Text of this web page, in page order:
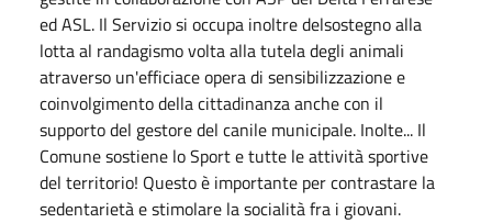
ed ASL. Il Servizio si occupa inoltre delsostegno alla
lotta al randagismo volta alla tutela degli animali
atraverso un'efficiace opera di sensibilizzazione e
coinvolgimento della cittadinanza anche con il
supporto del gestore del canile municipale. Inolte... Il
Comune sostiene lo Sport e tutte le attività sportive
del territorio! Questo è importante per contrastare la
sedentarietà e stimolare la socialità fra i giovani.